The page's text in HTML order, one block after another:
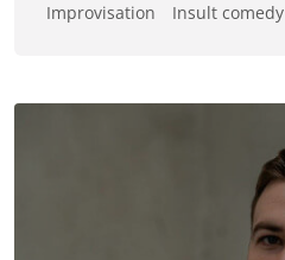
Improvisation
Insult comedy